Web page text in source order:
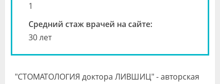
1
Средний стаж врачей на сайте:
30 лет
"СТОМАТОЛОГИЯ доктора ЛИВШИЦ" - авторская